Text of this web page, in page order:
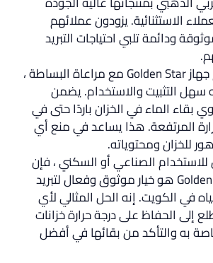
الاستثنائية. يزودون عملائهم
ودائمة تلبي احتياجات التبريد
تم تصميم جهاز Golden Star مع مراعاة البساطة ،
سهل التثبيت والاستخدام. يضمن
بقاء الماء في الخزان باردًا حتى في
المرتفعة. هذا يساعد في منع أي
للخزان ومحتوياته.
الصناعي أو السكني ، فإن
جهاز Golden Star هو خيار موثوق وفعال لتبريد
في الكويت. إنه الحل المثالي لأي
إلى الحفاظ على درجة حرارة خزانات
به والتأكد من بقائها في أفضل